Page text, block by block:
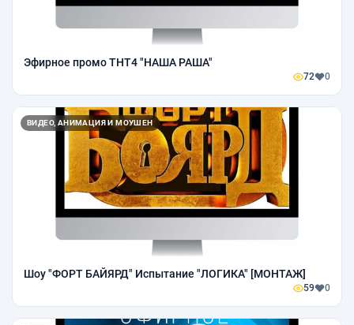
Эфирное промо ТНТ4 "НАША РАША"
72 0
ВИДЕО, АНИМАЦИЯ И МОУШЕН
Шоу "ФОРТ БАЙЯРД" Испытание "ЛОГИКА" [МОНТАЖ]
59 0